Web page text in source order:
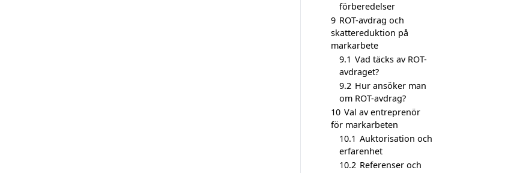
förberedelser
9 ROT-avdrag och
skattereduktion på
markarbete
9.1 Vad täcks av ROT-
avdraget?
9.2 Hur ansöker man
om ROT-avdrag?
10 Val av entreprenör
för markarbeten
10.1 Auktorisation och
erfarenhet
10.2 Referenser och